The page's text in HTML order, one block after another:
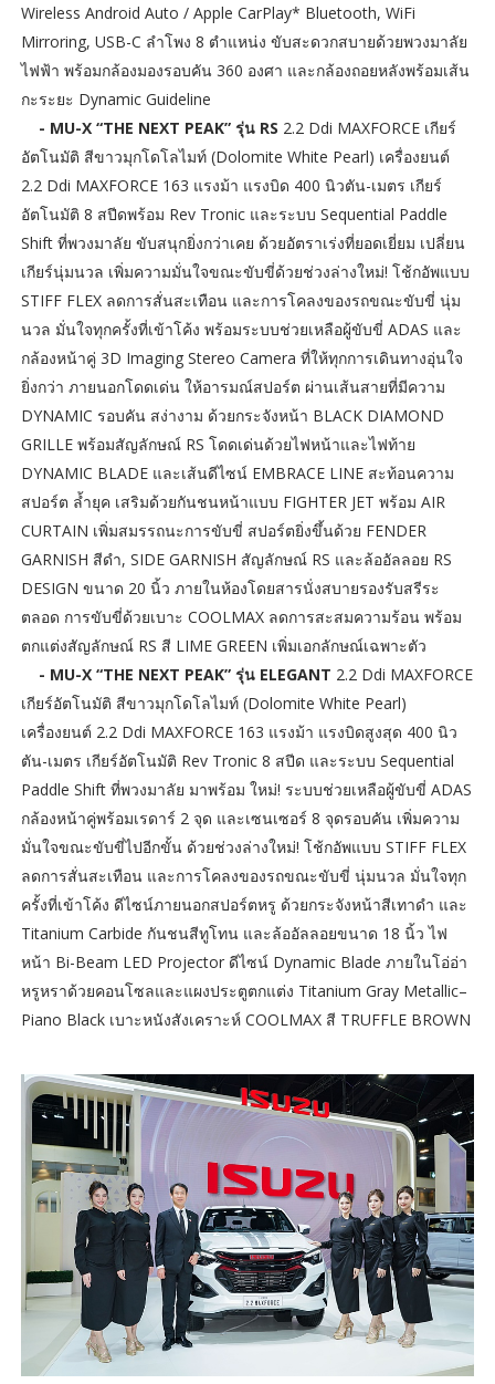
Wireless Android Auto / Apple CarPlay* Bluetooth, WiFi
Mirroring, USB-C ลำโพง 8 ตำแหน่ง ขับสะดวกสบายด้วยพวงมาลัย
ไฟฟ้า พร้อมกล้องมองรอบคัน 360 องศา และกล้องถอยหลังพร้อมเส้น
กะระยะ Dynamic Guideline
- MU-X “THE NEXT PEAK” รุ่น RS 2.2 Ddi MAXFORCE เกียร์
อัตโนมัติ สีขาวมุกโดโลไมท์ (Dolomite White Pearl) เครื่องยนต์
2.2 Ddi MAXFORCE 163 แรงม้า แรงบิด 400 นิวตัน-เมตร เกียร์
อัตโนมัติ 8 สปีดพร้อม Rev Tronic และระบบ Sequential Paddle
Shift ที่พวงมาลัย ขับสนุกยิ่งกว่าเคย ด้วยอัตราเร่งที่ยอดเยี่ยม เปลี่ยน
เกียร์นุ่มนวล เพิ่มความมั่นใจขณะขับขี่ด้วยช่วงล่างใหม่! โช้กอัพแบบ
STIFF FLEX ลดการสั่นสะเทือน และการโคลงของรถขณะขับขี่ นุ่ม
นวล มั่นใจทุกครั้งที่เข้าโค้ง พร้อมระบบช่วยเหลือผู้ขับขี่ ADAS และ
กล้องหน้าคู่ 3D Imaging Stereo Camera ที่ให้ทุกการเดินทางอุ่นใจ
ยิ่งกว่า ภายนอกโดดเด่น ให้อารมณ์สปอร์ต ผ่านเส้นสายที่มีความ
DYNAMIC รอบคัน สง่างาม ด้วยกระจังหน้า BLACK DIAMOND
GRILLE พร้อมสัญลักษณ์ RS โดดเด่นด้วยไฟหน้าและไฟท้าย
DYNAMIC BLADE และเส้นดีไซน์ EMBRACE LINE สะท้อนความ
สปอร์ต ล้ำยุค เสริมด้วยกันชนหน้าแบบ FIGHTER JET พร้อม AIR
CURTAIN เพิ่มสมรรถนะการขับขี่ สปอร์ตยิ่งขึ้นด้วย FENDER
GARNISH สีดำ, SIDE GARNISH สัญลักษณ์ RS และล้ออัลลอย RS
DESIGN ขนาด 20 นิ้ว ภายในห้องโดยสารนั่งสบายรองรับสรีระ
ตลอด การขับขี่ด้วยเบาะ COOLMAX ลดการสะสมความร้อน พร้อม
ตกแต่งสัญลักษณ์ RS สี LIME GREEN เพิ่มเอกลักษณ์เฉพาะตัว
- MU-X “THE NEXT PEAK” รุ่น ELEGANT 2.2 Ddi MAXFORCE
เกียร์อัตโนมัติ สีขาวมุกโดโลไมท์ (Dolomite White Pearl)
เครื่องยนต์ 2.2 Ddi MAXFORCE 163 แรงม้า แรงบิดสูงสุด 400 นิว
ตัน-เมตร เกียร์อัตโนมัติ Rev Tronic 8 สปีด และระบบ Sequential
Paddle Shift ที่พวงมาลัย มาพร้อม ใหม่! ระบบช่วยเหลือผู้ขับขี่ ADAS
กล้องหน้าคู่พร้อมเรดาร์ 2 จุด และเซนเซอร์ 8 จุดรอบคัน เพิ่มความ
มั่นใจขณะขับขี่ไปอีกขั้น ด้วยช่วงล่างใหม่! โช้กอัพแบบ STIFF FLEX
ลดการสั่นสะเทือน และการโคลงของรถขณะขับขี่ นุ่มนวล มั่นใจทุก
ครั้งที่เข้าโค้ง ดีไซน์ภายนอกสปอร์ตหรู ด้วยกระจังหน้าสีเทาดำ และ
Titanium Carbide กันชนสีทูโทน และล้ออัลลอยขนาด 18 นิ้ว ไฟ
หน้า Bi-Beam LED Projector ดีไซน์ Dynamic Blade ภายในโอ่อ่า
หรูหราด้วยคอนโซลและแผงประตูตกแต่ง Titanium Gray Metallic–
Piano Black เบาะหนังสังเคราะห์ COOLMAX สี TRUFFLE BROWN